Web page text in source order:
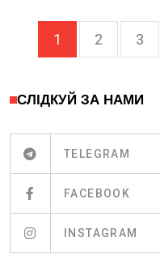
1 2 3
СЛІДКУЙ ЗА НАМИ
TELEGRAM
FACEBOOK
INSTAGRAM